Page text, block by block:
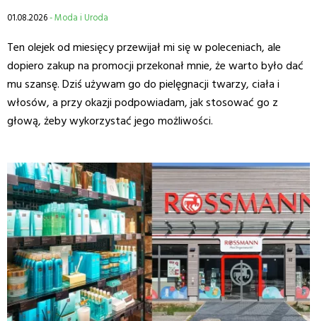
01.08.2026- Moda i Uroda
Ten olejek od miesięcy przewijał mi się w poleceniach, ale
dopiero zakup na promocji przekonał mnie, że warto było dać
mu szansę. Dziś używam go do pielęgnacji twarzy, ciała i
włosów, a przy okazji podpowiadam, jak stosować go z
głową, żeby wykorzystać jego możliwości.